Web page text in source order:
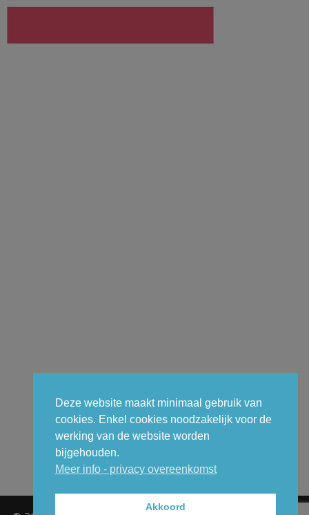
Deze website maakt minimaal gebruik van
cookies. Enkel cookies noodzakelijk voor de
werking van de website worden
bijgehouden.
Meer info - privacy overeenkomst
Akkoord